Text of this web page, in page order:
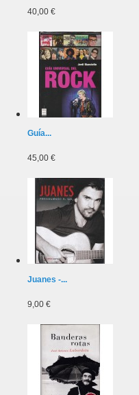
40,00 €
Guía...
45,00 €
Juanes -...
9,00 €